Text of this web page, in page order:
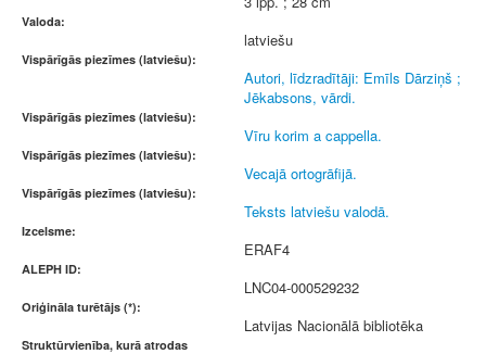
Valoda:
latviešu
Vispārīgās piezīmes (latviešu):
Autori, līdzradītāji: Emīls Dārziņš ;
Jēkabsons, vārdi.
Vispārīgās piezīmes (latviešu):
Vīru korim a cappella.
Vispārīgās piezīmes (latviešu):
Vecajā ortogrāfijā.
Vispārīgās piezīmes (latviešu):
Teksts latviešu valodā.
Izcelsme:
ERAF4
ALEPH ID:
LNC04-000529232
Oriģināla turētājs (*):
Latvijas Nacionālā bibliotēka
Struktūrvienība, kurā atrodas